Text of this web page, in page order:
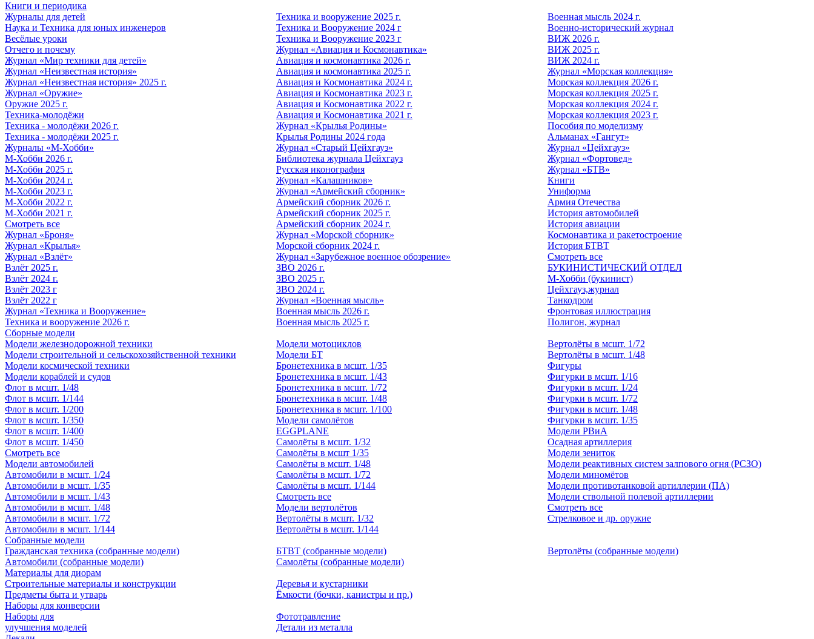
Книги и периодика
Журналы для детей
Наука и Техника для юных инженеров
Весёлые уроки
Отчего и почему
Журнал «Мир техники для детей»
Журнал «Неизвестная история»
Журнал «Неизвестная история» 2025 г.
Журнал «Оружие»
Оружие 2025 г.
Техника-молодёжи
Техника - молодёжи 2026 г.
Техника - молодёжи 2025 г.
Журналы «М-Хобби»
М-Хобби 2026 г.
М-Хобби 2025 г.
М-Хобби 2024 г.
М-Хобби 2023 г.
М-Хобби 2022 г.
М-Хобби 2021 г.
Смотреть все
Журнал «Броня»
Журнал «Крылья»
Журнал «Взлёт»
Взлёт 2025 г.
Взлёт 2024 г.
Взлёт 2023 г
Взлёт 2022 г
Журнал «Техника и Вооружение»
Техника и вооружение 2026 г.
Техника и вооружение 2025 г.
Техника и Вооружение 2024 г
Техника и Вооружение 2023 г
Журнал «Авиация и Космонавтика»
Авиация и космонавтика 2026 г.
Авиация и космонавтика 2025 г.
Авиация и Космонавтика 2024 г.
Авиация и Космонавтика 2023 г.
Авиация и Космонавтика 2022 г.
Авиация и Космонавтика 2021 г.
Журнал «Крылья Родины»
Крылья Родины 2024 года
Журнал «Старый Цейхгауз»
Библиотека журнала Цейхгауз
Русская иконография
Журнал «Калашников»
Журнал «Армейский сборник»
Армейский сборник 2026 г.
Армейский сборник 2025 г.
Армейский сборник 2024 г.
Журнал «Морской сборник»
Морской сборник 2024 г.
Журнал «Зарубежное военное обозрение»
ЗВО 2026 г.
ЗВО 2025 г.
ЗВО 2024 г.
Журнал «Военная мысль»
Военная мысль 2026 г.
Военная мысль 2025 г.
Военная мысль 2024 г.
Военно-исторический журнал
ВИЖ 2026 г.
ВИЖ 2025 г.
ВИЖ 2024 г.
Журнал «Морская коллекция»
Морская коллекция 2026 г.
Морская коллекция 2025 г.
Морская коллекция 2024 г.
Морская коллекция 2023 г.
Пособия по моделизму
Альманах «Гангут»
Журнал «Цейхгауз»
Журнал «Фортовед»
Журнал «БТВ»
Книги
Униформа
Армия Отечества
История автомобилей
История авиации
Космонавтика и ракетостроение
История БТВТ
Смотреть все
БУКИНИСТИЧЕСКИЙ ОТДЕЛ
М-Хобби (букинист)
Цейхгауз,журнал
Танкодром
Фронтовая иллюстрация
Полигон, журнал
Сборные модели
Модели железнодорожной техники
Модели строительной и сельскохозяйственной техники
Модели космической техники
Модели кораблей и судов
Флот в мсшт. 1/48
Флот в мсшт. 1/144
Флот в мсшт. 1/200
Флот в мсшт. 1/350
Флот в мсшт. 1/400
Флот в мсшт. 1/450
Смотреть все
Модели автомобилей
Автомобили в мсшт. 1/24
Автомобили в мсшт. 1/35
Автомобили в мсшт. 1/43
Автомобили в мсшт. 1/48
Автомобили в мсшт. 1/72
Автомобили в мсшт. 1/144
Модели мотоциклов
Модели БТ
Бронетехника в мсшт. 1/35
Бронетехника в мсшт. 1/43
Бронетехника в мсшт. 1/72
Бронетехника в мсшт. 1/48
Бронетехника в мсшт. 1/100
Модели самолётов
EGGPLANE
Самолёты в мсшт. 1/32
Самолёты в мсшт 1/35
Самолёты в мсшт. 1/48
Самолёты в мсшт. 1/72
Самолёты в мсшт. 1/144
Смотреть все
Модели вертолётов
Вертолёты в мсшт. 1/32
Вертолёты в мсшт. 1/144
Вертолёты в мсшт. 1/72
Вертолёты в мсшт. 1/48
Фигуры
Фигурки в мсшт. 1/16
Фигурки в мсшт. 1/24
Фигурки в мсшт. 1/72
Фигурки в мсшт. 1/48
Фигурки в мсшт. 1/35
Модели РВиА
Осадная артиллерия
Модели зениток
Модели реактивных систем залпового огня (РСЗО)
Модели миномётов
Модели противотанковой артиллерии (ПА)
Модели ствольной полевой артиллерии
Смотреть все
Стрелковое и др. оружие
Собранные модели
Гражданская техника (собранные модели)
Автомобили (собранные модели)
БТВТ (собранные модели)
Самолёты (собранные модели)
Вертолёты (собранные модели)
Материалы для диорам
Строительные материалы и конструкции
Предметы быта и утварь
Деревья и кустарники
Ёмкости (бочки, канистры и пр.)
Наборы для конверсии
Наборы для
улучшения моделей
Фототравление
Детали из металла